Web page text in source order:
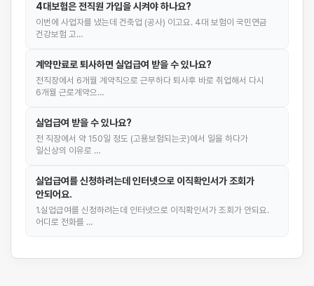
4대보험은 전직원 가입을 시켜야 하나요?
이번에 사업자를 냈는데 건축업 (공사) 이고요. 4대 보험이 국민연금
건강보험 고…
계약만료로 퇴사하면 실업급여 받을 수 있나요?
전직장에서 6개월 계약직으로 근무하다 퇴사후 바로 취업해서 다시
6개월 근로계약으…
실업급여 받을 수 있나요?
전 직장에서 약 150일 정도 (고용보험되는곳)에서 일을 하다가
일신상의 이유로 …
실업급여를 신청하려는데 인터넷으로 이직확인서가 조회가
안되어요.
1.실업급여를 신청하려는데 인터넷으로 이직확인서가 조회가 안되요.
어디로 전화를 …